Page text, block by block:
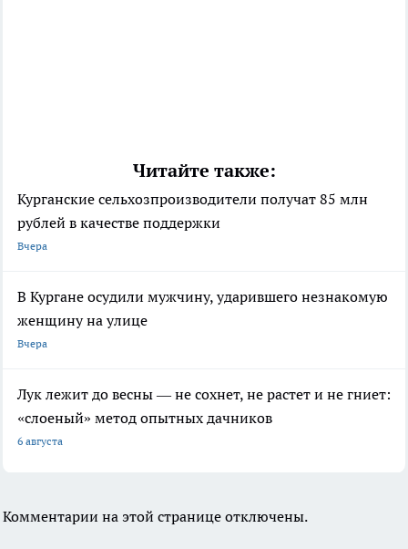
Читайте также:
Курганские сельхозпроизводители получат 85 млн
рублей в качестве поддержки
Вчера
В Кургане осудили мужчину, ударившего незнакомую
женщину на улице
Вчера
Лук лежит до весны — не сохнет, не растет и не гниет:
«слоеный» метод опытных дачников
6 августа
Комментарии на этой странице отключены.